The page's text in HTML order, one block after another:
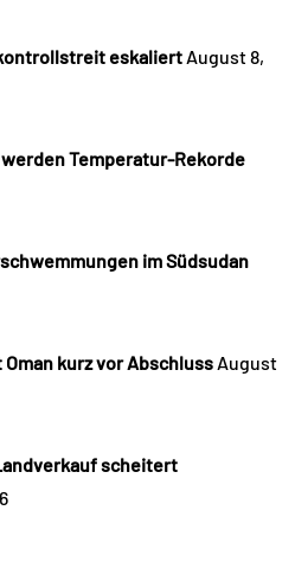
eskaliert August 8,
Temperatur-Rekorde
im Südsudan
kurz vor Abschluss August
scheitert